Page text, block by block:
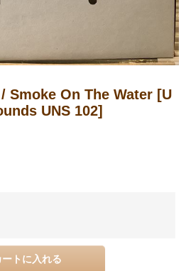
Smoke On The Water [U
UNS 102]